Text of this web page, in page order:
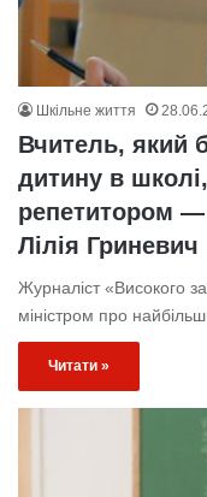
Шкільне життя
Вчитель, який
дитину в
репетитором —
Лілія Гриневич
Журналіст «Високого
міністром про
Читати »